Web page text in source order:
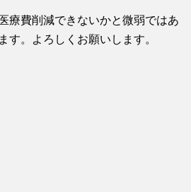
療費削減できないかと微弱ではあ
す。よろしくお願いします。